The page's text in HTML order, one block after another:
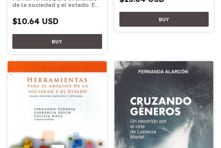
de la sociedad y el estado. Ed.
$10.64 USD